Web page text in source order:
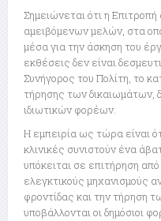
Σημειώνεται ότι η
αμειβόμενων μελών, στα
μέσα για την άσκηση του
εκθέσεις δεν είναι
Συνήγορος του Πολίτη, το
τήρησης των δικαιωμάτων,
ιδιωτικών φορέων.
Η εμπειρία ως τώρα είναι
κλινικές συνιστούν ένα
υπόκειται σε επιτήρηση
ελεγκτικούς μηχανισμούς
φροντίδας και την τήρηση
υποβάλλονται οι δημόσιοι